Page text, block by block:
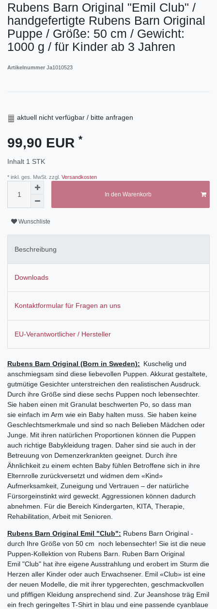
Rubens Barn Original "Emil Club" /
handgefertigte Rubens Barn Original
Puppe / Größe: 50 cm / Gewicht:
1000 g / für Kinder ab 3 Jahren
Artikelnummer Ja1010523
aktuell nicht verfügbar / bitte anfragen
99,90 EUR *
Inhalt 1 STK
* inkl. ges. MwSt. zzgl. Versandkosten
In den Warenkorb
Wunschliste
Beschreibung
Downloads
Kontaktformular für Fragen an uns
EU-Verantwortlicher / Hersteller
Rubens Barn Original (Born in Sweden): Kuschelig und
anschmiegsam sind diese liebevollen Puppen. Akkurat gestaltete,
gutmütige Gesichter unterstreichen den realistischen Ausdruck.
Durch ihre Größe sind diese sechs Puppen noch lebensechter.
Sie haben einen mit Granulat beschwerten Po, so dass man
sie einfach im Arm wie ein Baby halten muss. Sie haben keine
Geschlechtsmerkmale und sind so nach Belieben Mädchen oder
Junge. Mit ihren natürlichen Proportionen können die Puppen
auch richtige Babykleidung tragen. Daher sind sie auch in der
Betreuung von Demenzerkrankten geeignet. Durch ihre
Ähnlichkeit zu einem echten Baby fühlen Betroffene sich in ihre
Elternrolle zurückversetzt und widmen dem «Kind»
Aufmerksamkeit, Zuneigung und Vertrauen – der natürliche
Fürsorgeinstinkt wird geweckt. Aggressionen können dadurch
abnehmen. Für die Bereich Kindergarten, KITA, Therapie,
Rehabilitation, Arbeit mit Senioren.
Rubens Barn Original Emil "Club": Rubens Barn Original -
durch Ihre Größe von 50 cm noch lebensechter! Sie ist die neue
Puppen-Kollektion von Rubens Barn. Ruben Barn Original
Emil "Club" hat ihre eigene Ausstrahlung und erobert im Sturm die
Herzen aller Kinder oder auch Erwachsener. Emil «Club» ist eine
der neuen Modelle, die mit ihrer typgerechten, geschmackvollen
und pfiffigen Kleidung ansprechend sind. Zur Jeanshose träg Emil
ein frech geringeltes T-Shirt in blau und eine passende cyanblaue